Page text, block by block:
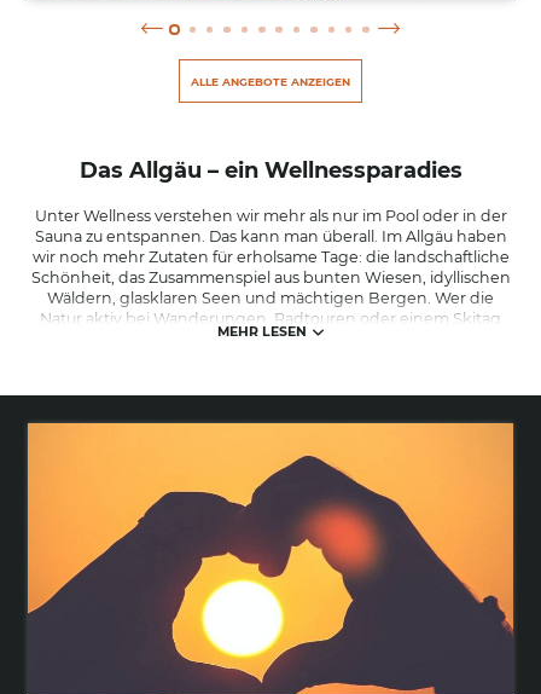
ALLE ANGEBOTE ANZEIGEN
Das Allgäu – ein Wellnessparadies
Unter Wellness verstehen wir mehr als nur im Pool oder in der
Sauna zu entspannen. Das kann man überall. Im Allgäu haben
wir noch mehr Zutaten für erholsame Tage: die landschaftliche
Schönheit, das Zusammenspiel aus bunten Wiesen, idyllischen
Wäldern, glasklaren Seen und mächtigen Bergen. Wer die
Natur aktiv bei Wanderungen, Radtouren oder einem Skitag
erlebt, begreift schnell, welches Lebensgefühl das Allgäu so
Schon allein unser Lebensrhythmus sorgt für Wohlbefinden:
Wir gehen es nämlich ein bisschen langsamer an, schließlich
bei uns ist es einfach Teil der Lebenseinstellung.
Jeder hat unterschiedliche Bedürfnisse, wenn es um
Entspannung geht. Ob Sie es lieber klassisch mit Pool und
Sauna mögen, mit einer duftenden Wohlfühlmassage oder
ganz privat - im Hotel Sommer in Füssen erwartet Sie in
umfassendes Wohlfühlangebot.
MEHR LESEN